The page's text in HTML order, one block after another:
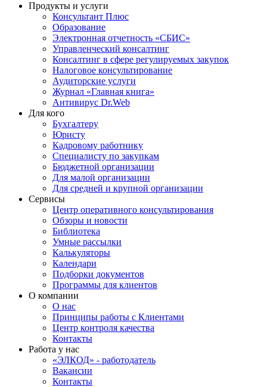
Продукты и услуги
Консультант Плюс
Образование
Электронная отчетность «СБИС»
Управленческий консалтинг
Консалтинг в сфере регулируемых закупок
Налоговое консультирование
Аудиторские услуги
Журнал «Главная книга»
Антивирус Dr.Web
Для кого
Бухгалтеру
Юристу
Кадровому работнику
Специалисту по закупкам
Бюджетной организации
Для малой организации
Для средней и крупной организации
Сервисы
Центр оперативного консультирования
Обзоры и новости
Библиотека
Умные рассылки
Калькуляторы
Календари
Подборки документов
Программы для клиентов
О компании
О нас
Принципы работы с Клиентами
Центр контроля качества
Контакты
Работа у нас
«ЭЛКОД» - работодатель
Вакансии
Контакты